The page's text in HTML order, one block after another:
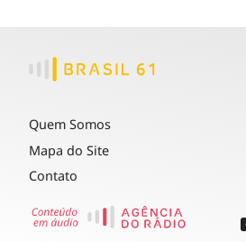
Quem Somos
Mapa do Site
Contato